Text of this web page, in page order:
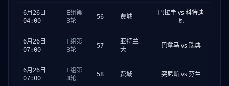
6月26日
04:00
E组第
3轮
56 费城
巴拉圭 vs 科特迪
瓦
6月26日
07:00
F组第
3轮
57
亚特兰
大
巴拿马 vs 瑞典
6月26日
07:00
F组第
3轮
58 费城 突尼斯 vs 芬兰